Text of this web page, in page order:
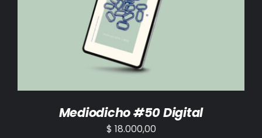
AÑADIR AL CARRITO /
Mediodicho #50 Digital
$ 18.000,00